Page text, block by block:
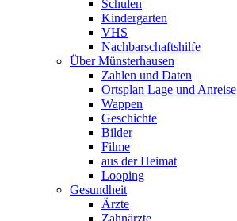
Schulen
Kindergarten
VHS
Nachbarschaftshilfe
Über Münsterhausen
Zahlen und Daten
Ortsplan Lage und Anreise
Wappen
Geschichte
Bilder
Filme
aus der Heimat
Looping
Gesundheit
Ärzte
Zahnärzte